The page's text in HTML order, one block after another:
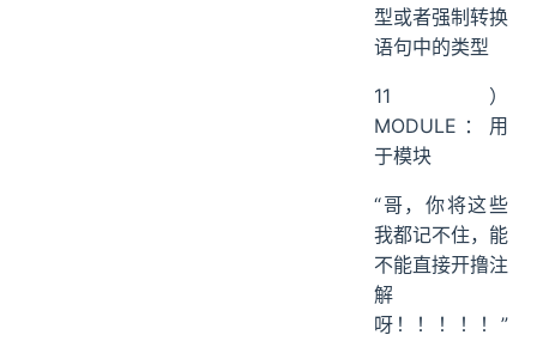
型或者强制转换
语句中的类型
11）
MODULE：用
于模块
“哥，你将这些
我都记不住，能
不能直接开撸注
解
呀！！！！！”